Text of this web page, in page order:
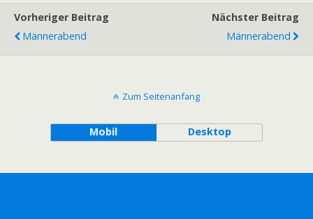
Vorheriger Beitrag
Männerabend
Nächster Beitrag
Männerabend
Zum Seitenanfang
Mobil Desktop